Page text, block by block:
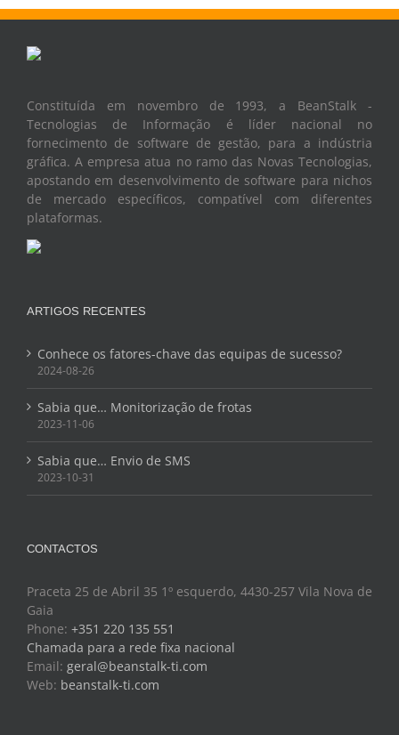
Constituída em novembro de 1993, a BeanStalk -
Tecnologias de Informação é líder nacional no
fornecimento de software de gestão, para a indústria
gráfica. A empresa atua no ramo das Novas Tecnologias,
apostando em desenvolvimento de software para nichos
de mercado específicos, compatível com diferentes
plataformas.
ARTIGOS RECENTES
Conhece os fatores-chave das equipas de sucesso?
2024-08-26
Sabia que… Monitorização de frotas
2023-11-06
Sabia que… Envio de SMS
2023-10-31
CONTACTOS
Praceta 25 de Abril 35 1º esquerdo, 4430-257 Vila Nova de
Gaia
Phone: +351 220 135 551
Chamada para a rede fixa nacional
Email: geral@beanstalk-ti.com
Web: beanstalk-ti.com